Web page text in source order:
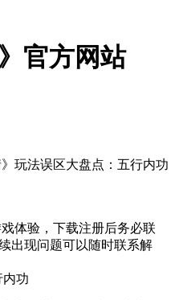
玩法误区大盘点：五行内功
体验，下载注册后务必联
出现问题可以随时联系解
功